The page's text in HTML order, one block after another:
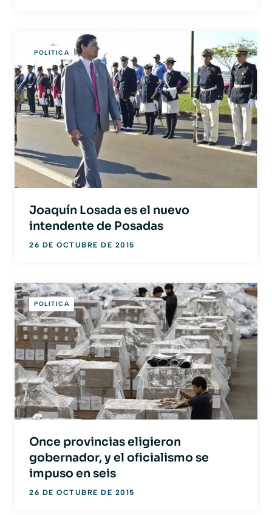
POLITICA
Joaquín Losada es el nuevo
intendente de Posadas
26 DE OCTUBRE DE 2015
POLITICA
Once provincias eligieron
gobernador, y el oficialismo se
impuso en seis
26 DE OCTUBRE DE 2015